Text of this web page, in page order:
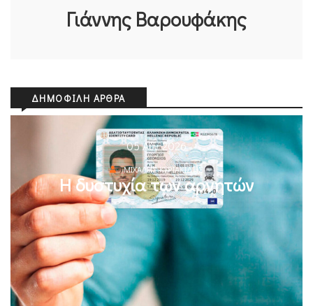
Γιάννης Βαρουφάκης
ΔΗΜΟΦΙΛΉ ΆΡΘΡΑ
05 Αυγ 2026
ΜΙΧΆΛΗΣ ΚΥΡΙΑΚΊΔΗΣ
Η δυστυχία των αρνητών